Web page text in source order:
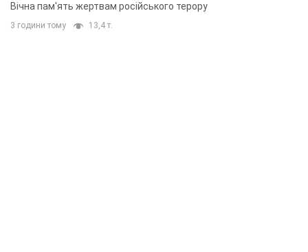
Вічна пам'ять жертвам російського терору
3 години тому 13,4 т.